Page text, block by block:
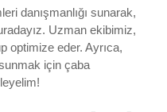
danışmanlığı sunarak,
Uzman ekibimiz,
optimize eder. Ayrıca,
için çaba